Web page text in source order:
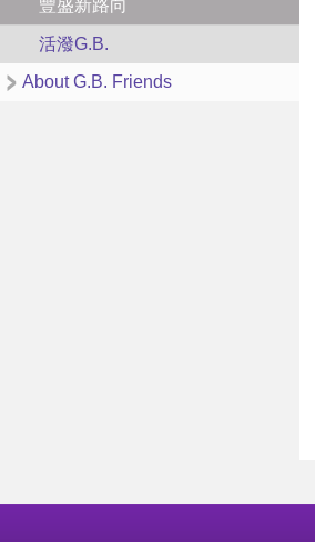
豐盛新路向
活潑G.B.
About G.B. Friends